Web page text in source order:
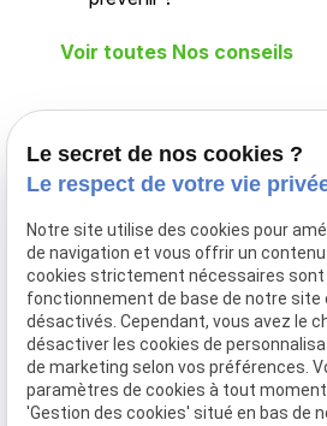
Voir toutes Nos conseils
Infirmier
Expert, soins
et bien-être au
cœur de votre
domicile
Téléphone
02 775 26 25
Le secret de nos cookies ?
Le respect de votre vie
Notre site utilise des cookies pour
de navigation et vous offrir un
cookies strictement nécessaires sont
fonctionnement de base de notre site
désactivés. Cependant, vous avez le
désactiver les cookies de
de marketing selon vos préférences.
paramètres de cookies à tout
'Gestion des cookies' situé en bas de